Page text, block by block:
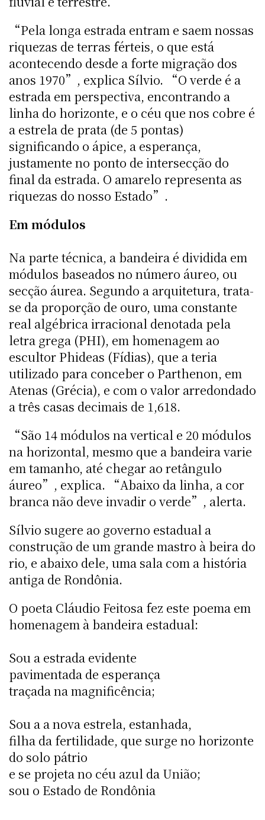
“Pela longa estrada entram e saem nossas
riquezas de terras férteis, o que está
acontecendo desde a forte migração dos
anos 1970”, explica Sílvio. “O verde é a
estrada em perspectiva, encontrando a
linha do horizonte, e o céu que nos cobre é
a estrela de prata (de 5 pontas)
significando o ápice, a esperança,
justamente no ponto de intersecção do
final da estrada. O amarelo representa as
riquezas do nosso Estado”.
Em módulos
Na parte técnica, a bandeira é dividida em
módulos baseados no número áureo, ou
secção áurea. Segundo a arquitetura, trata-
se da proporção de ouro, uma constante
real algébrica irracional denotada pela
letra grega (PHI), em homenagem ao
escultor Phideas (Fídias), que a teria
utilizado para conceber o Parthenon, em
Atenas (Grécia), e com o valor arredondado
a três casas decimais de 1,618.
“São 14 módulos na vertical e 20 módulos
na horizontal, mesmo que a bandeira varie
em tamanho, até chegar ao retângulo
áureo”, explica. “Abaixo da linha, a cor
branca não deve invadir o verde”, alerta.
Sílvio sugere ao governo estadual a
construção de um grande mastro à beira do
rio, e abaixo dele, uma sala com a história
antiga de Rondônia.
O poeta Cláudio Feitosa fez este poema em
homenagem à bandeira estadual:
Sou a estrada evidente
pavimentada de esperança
traçada na magnificência;
Sou a a nova estrela, estanhada,
filha da fertilidade, que surge no horizonte
do solo pátrio
e se projeta no céu azul da União;
sou o Estado de Rondônia